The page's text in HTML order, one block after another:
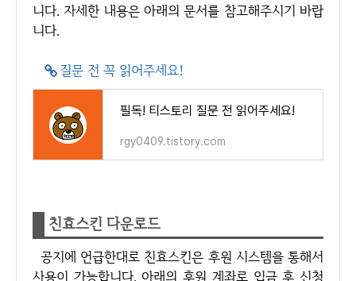
니다. 자세한 내용은 아래의 문서를 참고해주시기 바랍
니다.
질문 전 꼭 읽어주세요!
필독! 티스토리 질문 전 읽어주세요!
rgy0409.tistory.com
친효스킨 다운로드
공지에 언급한대로 친효스킨은 후원 시스템을 통해서
사용이 가능합니다. 아래의 후원 계좌로 입금 후 신청